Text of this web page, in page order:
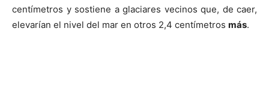
centímetros y sostiene a glaciares vecinos que, de caer,
elevarían el nivel del mar en otros 2,4 centímetros más.